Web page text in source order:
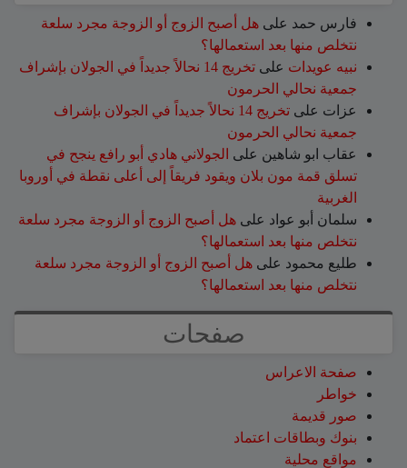
فارس حمد على هل أصبح الزوج أو الزوجة مجرد سلعة
نتخلص منها بعد استعمالها؟
نبيه عويدات على
تخريج 14 نحالاً جديداً في الجولان بإشراف
جمعية نحالي الحرمون
عزات على
تخريج 14 نحالاً جديداً في الجولان بإشراف
جمعية نحالي الحرمون
عقاب ابو شاهين على الجولاني هادي أبو رافع ينجح في
تسلق قمة مون بلان ويقود فريقاً إلى أعلى نقطة في أوروبا
الغربية
سلمان أبو عواد على هل أصبح الزوج أو الزوجة مجرد سلعة
نتخلص منها بعد استعمالها؟
طليع محمود على هل أصبح الزوج أو الزوجة مجرد سلعة
نتخلص منها بعد استعمالها؟
صفحات
صفحة الاعراس
خواطر
صور قديمة
بنوك وبطاقات اعتماد
مواقع محلية